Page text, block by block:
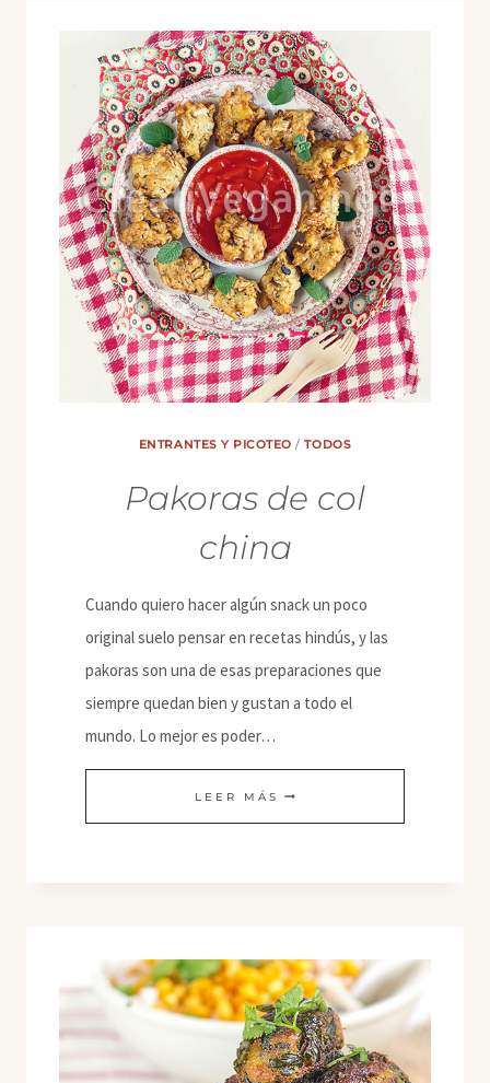
ENTRANTES Y PICOTEO /TODOS
Pakoras de col
china
Cuando quiero hacer algún snack un poco
original suelo pensar en recetas hindús, y las
pakoras son una de esas preparaciones que
siempre quedan bien y gustan a todo el
mundo. Lo mejor es poder…
LEER MÁS PAKORAS
DE